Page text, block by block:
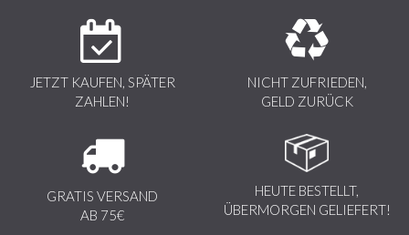
JETZT KAUFEN, SPÄTER
ZAHLEN!
NICHT ZUFRIEDEN,
GELD ZURÜCK
GRATIS VERSAND
AB 75€
HEUTE BESTELLT,
ÜBERMORGEN GELIEFERT!